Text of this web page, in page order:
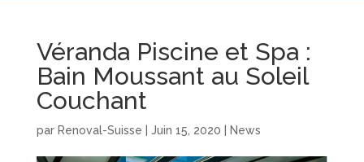
Véranda Piscine et Spa :
Bain Moussant au Soleil
Couchant
par Renoval-Suisse Juin 15, 2020 News